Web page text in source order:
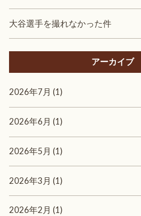
大谷選手を撮れなかった件
アーカイブ
2026年7月 (1)
2026年6月 (1)
2026年5月 (1)
2026年3月 (1)
2026年2月 (1)